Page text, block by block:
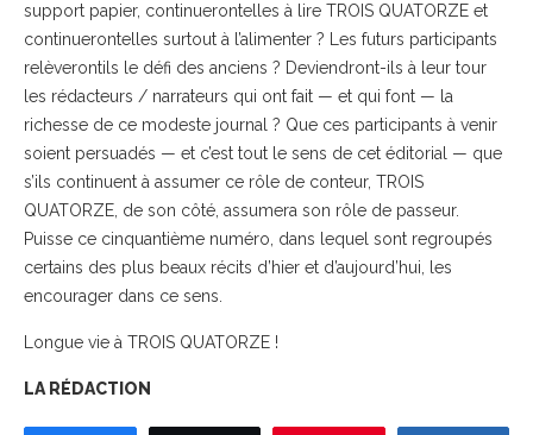
support papier, continuerontelles à lire TROIS QUATORZE et
continuerontelles surtout à l’alimenter ? Les futurs participants
relèverontils le défi des anciens ? Deviendront-ils à leur tour
les rédacteurs / narrateurs qui ont fait — et qui font — la
richesse de ce modeste journal ? Que ces participants à venir
soient persuadés — et c’est tout le sens de cet éditorial — que
s’ils continuent à assumer ce rôle de conteur, TROIS
QUATORZE, de son côté, assumera son rôle de passeur.
Puisse ce cinquantième numéro, dans lequel sont regroupés
certains des plus beaux récits d’hier et d’aujourd’hui, les
encourager dans ce sens.
Longue vie à TROIS QUATORZE !
LA RÉDACTION